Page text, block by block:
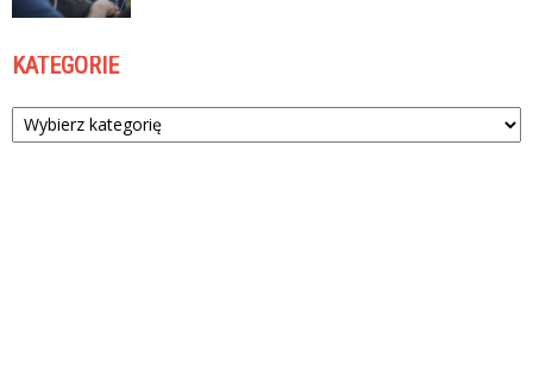
KATEGORIE
Kategorie